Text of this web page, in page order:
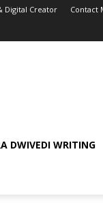
Digital Creator Contact
DWIVEDI WRITING